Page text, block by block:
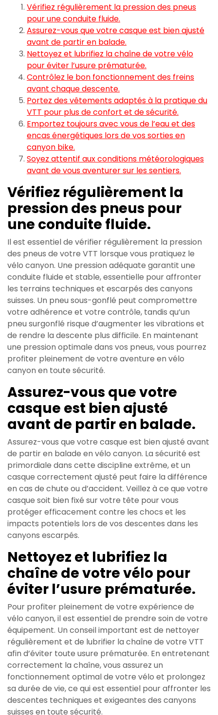
Vérifiez régulièrement la pression des pneus
pour une conduite fluide.
Assurez-vous que votre casque est bien ajusté
avant de partir en balade.
Nettoyez et lubrifiez la chaîne de votre vélo
pour éviter l’usure prématurée.
Contrôlez le bon fonctionnement des freins
avant chaque descente.
Portez des vêtements adaptés à la pratique du
VTT pour plus de confort et de sécurité.
Emportez toujours avec vous de l’eau et des
encas énergétiques lors de vos sorties en
canyon bike.
Soyez attentif aux conditions météorologiques
avant de vous aventurer sur les sentiers.
Vérifiez régulièrement la
pression des pneus pour
une conduite fluide.
Il est essentiel de vérifier régulièrement la pression
des pneus de votre VTT lorsque vous pratiquez le
vélo canyon. Une pression adéquate garantit une
conduite fluide et stable, essentielle pour affronter
les terrains techniques et escarpés des canyons
suisses. Un pneu sous-gonflé peut compromettre
votre adhérence et votre contrôle, tandis qu’un
pneu surgonflé risque d’augmenter les vibrations et
de rendre la descente plus difficile. En maintenant
une pression optimale dans vos pneus, vous pourrez
profiter pleinement de votre aventure en vélo
canyon en toute sécurité.
Assurez-vous que votre
casque est bien ajusté
avant de partir en balade.
Assurez-vous que votre casque est bien ajusté avant
de partir en balade en vélo canyon. La sécurité est
primordiale dans cette discipline extrême, et un
casque correctement ajusté peut faire la différence
en cas de chute ou d’accident. Veillez à ce que votre
casque soit bien fixé sur votre tête pour vous
protéger efficacement contre les chocs et les
impacts potentiels lors de vos descentes dans les
canyons escarpés.
Nettoyez et lubrifiez la
chaîne de votre vélo pour
éviter l’usure prématurée.
Pour profiter pleinement de votre expérience de
vélo canyon, il est essentiel de prendre soin de votre
équipement. Un conseil important est de nettoyer
régulièrement et de lubrifier la chaîne de votre VTT
afin d’éviter toute usure prématurée. En entretenant
correctement la chaîne, vous assurez un
fonctionnement optimal de votre vélo et prolongez
sa durée de vie, ce qui est essentiel pour affronter les
descentes techniques et exigeantes des canyons
suisses en toute sécurité.